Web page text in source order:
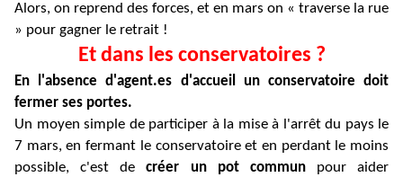
Alors, on reprend des forces, et en mars on « traverse la rue
» pour gagner le retrait !
Et dans les conservatoires ?
En l'absence d'agent.es d'accueil un conservatoire doit
fermer ses portes.
Un moyen simple de participer à la mise à l'arrêt du pays le
7 mars, en fermant le conservatoire et en perdant le moins
possible, c'est decréer un pot communpour aider